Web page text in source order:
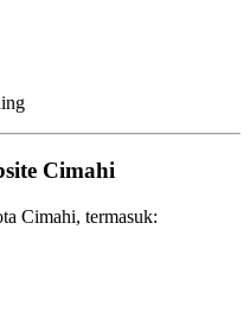
Cimahi
Cimahi, termasuk: